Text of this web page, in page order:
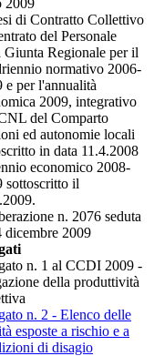
di Contratto Collettivo
del Personale
Giunta Regionale per il
normativo 2006-
e per l'annualità
2009, integrativo
del Comparto
ed autonomie locali
in data 11.4.2008
economico 2008-
sottoscritto il
n. 2076 seduta
dicembre 2009
n. 1 al CCDI 2009 -
della produttività
n. 2 - Elenco delle
esposte a rischio e a
di disagio